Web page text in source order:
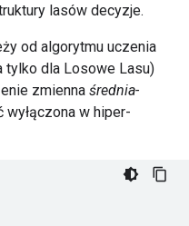
lasów decyzje.
od algorytmu uczenia
tylko dla Losowe Lasu)
zmienna średnia-
wyłączona w hiper-